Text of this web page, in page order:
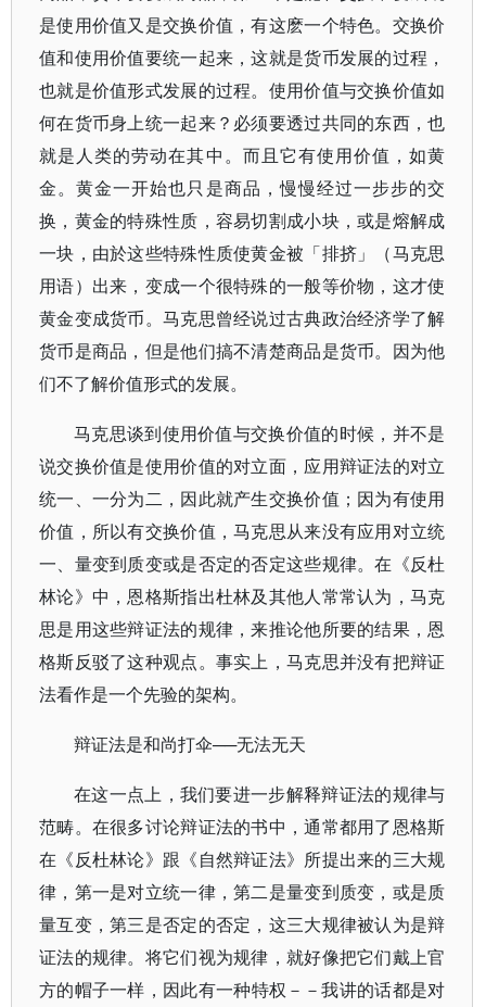
是使用价值又是交换价值，有这麽一个特色。交换价
值和使用价值要统一起来，这就是货币发展的过程，
也就是价值形式发展的过程。使用价值与交换价值如
何在货币身上统一起来？必须要透过共同的东西，也
就是人类的劳动在其中。而且它有使用价值，如黄
金。黄金一开始也只是商品，慢慢经过一步步的交
换，黄金的特殊性质，容易切割成小块，或是熔解成
一块，由於这些特殊性质使黄金被「排挤」（马克思
用语）出来，变成一个很特殊的一般等价物，这才使
黄金变成货币。马克思曾经说过古典政治经济学了解
货币是商品，但是他们搞不清楚商品是货币。因为他
们不了解价值形式的发展。
马克思谈到使用价值与交换价值的时候，并不是
说交换价值是使用价值的对立面，应用辩证法的对立
统一、一分为二，因此就产生交换价值；因为有使用
价值，所以有交换价值，马克思从来没有应用对立统
一、量变到质变或是否定的否定这些规律。在《反杜
林论》中，恩格斯指出杜林及其他人常常认为，马克
思是用这些辩证法的规律，来推论他所要的结果，恩
格斯反驳了这种观点。事实上，马克思并没有把辩证
法看作是一个先验的架构。
辩证法是和尚打伞──无法无天
在这一点上，我们要进一步解释辩证法的规律与
范畴。在很多讨论辩证法的书中，通常都用了恩格斯
在《反杜林论》跟《自然辩证法》所提出来的三大规
律，第一是对立统一律，第二是量变到质变，或是质
量互变，第三是否定的否定，这三大规律被认为是辩
证法的规律。将它们视为规律，就好像把它们戴上官
方的帽子一样，因此有一种特权－－我讲的话都是对